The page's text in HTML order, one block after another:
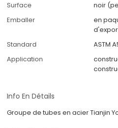
Surface
noir
Emballer
en
Standard
ASTM
Application
Info En Détails
Groupe de tubes en acier Tianjin